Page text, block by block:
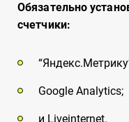
Обязательно
счетчики:
Google Analytics;
и Liveinternet.